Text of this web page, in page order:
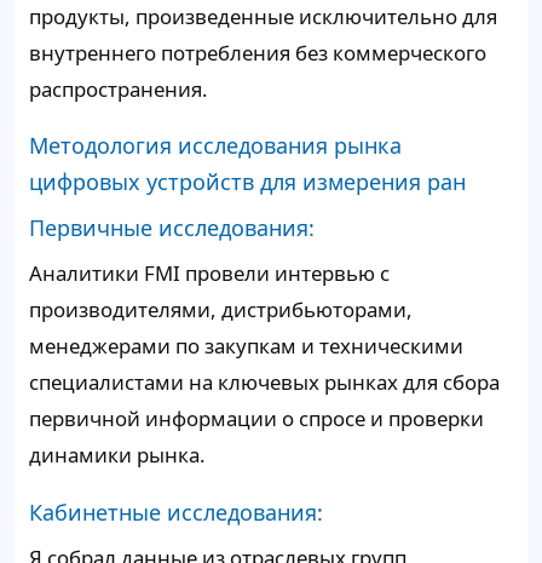
продукты, произведенные исключительно для
внутреннего потребления без коммерческого
распространения.
Методология исследования рынка
цифровых устройств для измерения ран
Первичные исследования:
Аналитики FMI провели интервью с
производителями, дистрибьюторами,
менеджерами по закупкам и техническими
специалистами на ключевых рынках для сбора
первичной информации о спросе и проверки
динамики рынка.
Кабинетные исследования: